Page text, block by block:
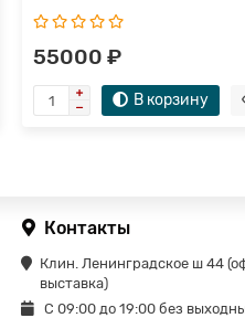
55000 ₽
В корзину
Контакты
Клин. Ленинградское ш 44
выставка)
С 09:00 до 19:00 без